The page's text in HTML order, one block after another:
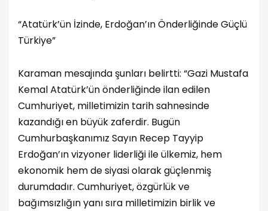
“Atatürk’ün İzinde, Erdoğan’ın Önderliğinde Güçlü
Türkiye”
Karaman mesajında şunları belirtti: “Gazi Mustafa
Kemal Atatürk’ün önderliğinde ilan edilen
Cumhuriyet, milletimizin tarih sahnesinde
kazandığı en büyük zaferdir. Bugün
Cumhurbaşkanımız Sayın Recep Tayyip
Erdoğan’ın vizyoner liderliği ile ülkemiz, hem
ekonomik hem de siyasi olarak güçlenmiş
durumdadır. Cumhuriyet, özgürlük ve
bağımsızlığın yanı sıra milletimizin birlik ve